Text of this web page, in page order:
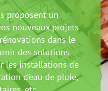
proposent un
nouveaux projets
dans le
des solutions
les installations de
d’eau de pluie,